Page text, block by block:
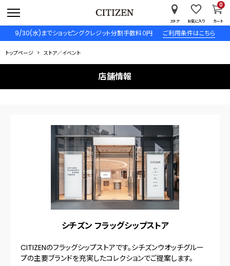
9/30(水)までショッピングクレジット分割手数料０円 ご利用条件はこちら
ストア お気に入り カート
0
トップページ ストア／イベント
店舗情報
シチズン フラッグシップストア
CITIZENのフラッグシップストアです。シチズンウオッチグルー
プの主要ブランドを充実したコレクションでご提案します。